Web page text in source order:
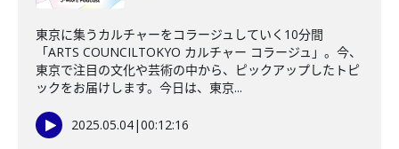
東京に集うカルチャーをコラージュしていく10分間
「ARTS COUNCILTOKYO カルチャー コラージュ」。今、
東京で注目の文化や芸術の中から、ピックアップしたトピ
ックをお届けします。今日は、東京...
2025.05.04|00:12:16